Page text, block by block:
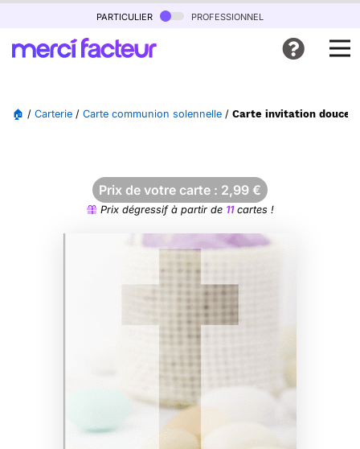
particulier professionnel
🏠 / Carterie / Carte communion solennelle / Carte invitation douce
Prix de votre carte : 2,99 €
Prix dégressif à partir de 11cartes !